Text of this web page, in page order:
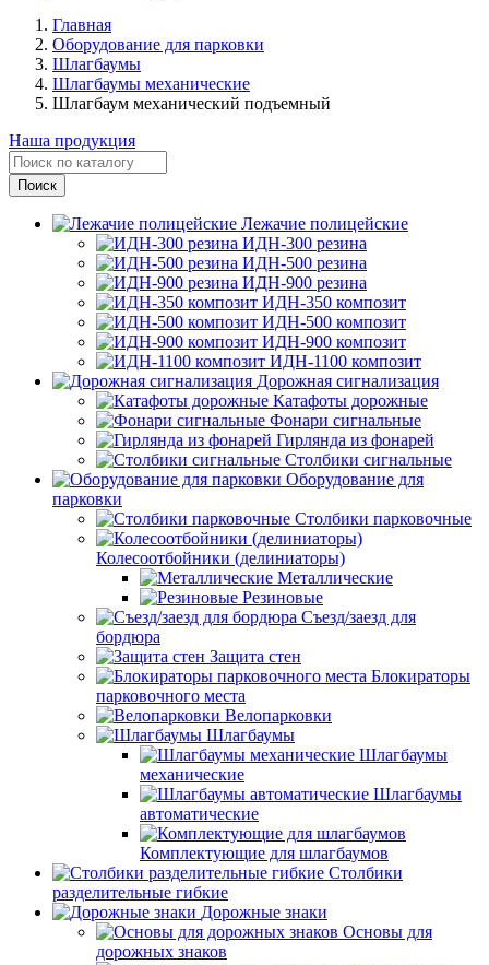
Главная
Оборудование для парковки
Шлагбаумы
Шлагбаумы механические
Шлагбаум механический подъемный
Наша продукция
Лежачие полицейские
ИДН-300 резина
ИДН-500 резина
ИДН-900 резина
ИДН-350 композит
ИДН-500 композит
ИДН-900 композит
ИДН-1100 композит
Дорожная сигнализация
Катафоты дорожные
Фонари сигнальные
Гирлянда из фонарей
Столбики сигнальные
Оборудование для
парковки
Столбики парковочные
Колесоотбойники (делиниаторы)
Металлические
Резиновые
Съезд/заезд для
бордюра
Защита стен
Блокираторы
парковочного места
Велопарковки
Шлагбаумы
Шлагбаумы
механические
Шлагбаумы
автоматические
Комплектующие для шлагбаумов
Столбики
разделительные гибкие
Дорожные знаки
Основы для
дорожных знаков